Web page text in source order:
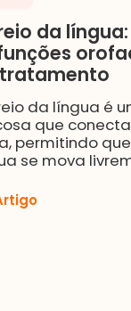
da
da língua é
que
permitindo
se mova